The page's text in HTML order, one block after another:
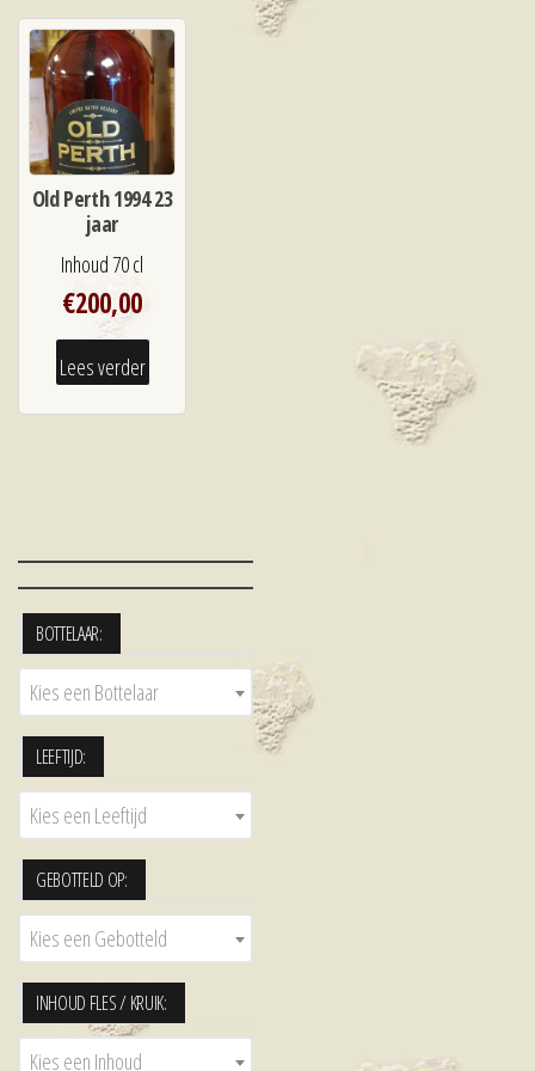
Old Perth 1994 23
jaar
Inhoud 70 cl
€200,00
Lees verder
BOTTELAAR:
Kies een Bottelaar
LEEFTIJD:
Kies een Leeftijd
GEBOTTELD OP:
Kies een Gebotteld
INHOUD FLES / KRUIK:
Kies een Inhoud